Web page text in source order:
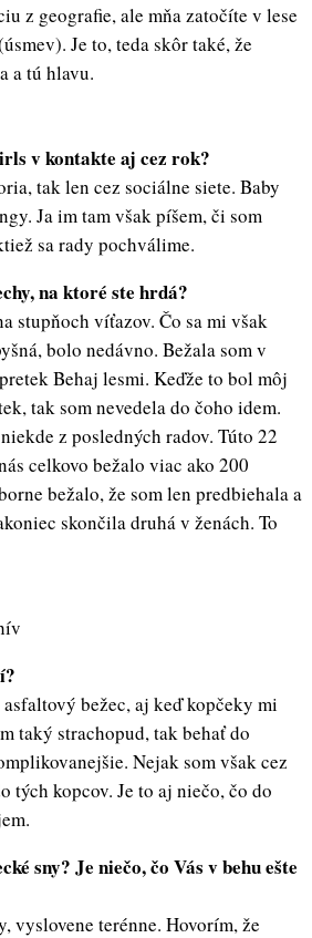
z geografie, ale mňa zatočíte v lese
Je to, teda skôr také, že
a tú hlavu.
v kontakte aj cez rok?
tak len cez sociálne siete. Baby
Ja im tam však píšem, či som
sa rady pochválime.
na ktoré ste hrdá?
stupňoch víťazov. Čo sa mi však
bolo nedávno. Bežala som v
Behaj lesmi. Keďže to bol môj
tak som nevedela do čoho idem.
z posledných radov. Túto 22
celkovo bežalo viac ako 200
bežalo, že som len predbiehala a
skončila druhá v ženách. To
bežec, aj keď kopčeky mi
taký strachopud, tak behať do
Nejak som však cez
tých kopcov. Je to aj niečo, čo do
sny? Je niečo, čo Vás v behu ešte
vyslovene terénne. Hovorím, že